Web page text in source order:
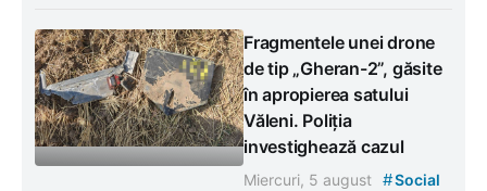
Fragmentele unei drone
de tip „Gheran-2”, găsite
în apropierea satului
Văleni. Poliția
investighează cazul
Miercuri, 5 august #Social